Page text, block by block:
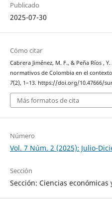
Publicado
2025-07-30
Cómo citar
Cabrera Jiménez, M. F., & Peña Ríos ,
normativos de Colombia en el
7(2), 1–13. https://doi.org/10.47666/
Más formatos de cita
Número
Vol. 7 Núm. 2 (2025): Julio-
Sección
Sección: Ciencias